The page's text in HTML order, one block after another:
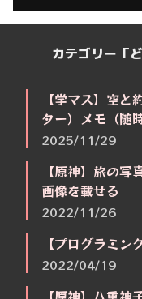
カテゴリー「
【学マス】空
ター）メモ（随
2025/11/29
【原神】旅の
画像を載せる
2022/11/26
【プログラミン
2022/04/19